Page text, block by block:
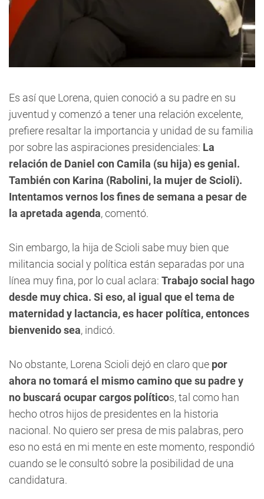
Es así que Lorena, quien conoció a su padre en su
juventud y comenzó a tener una relación excelente,
prefiere resaltar la importancia y unidad de su familia
por sobre las aspiraciones presidenciales:  La
relación de Daniel con Camila (su hija) es genial.
También con Karina (Rabolini, la mujer de Scioli).
Intentamos vernos los fines de semana a pesar de
la apretada agenda, comentó.
Sin embargo, la hija de Scioli sabe muy bien que
militancia social y política están separadas por una
línea muy fina, por lo cual aclara:  Trabajo social hago
desde muy chica. Si eso, al igual que el tema de
maternidad y lactancia, es hacer política, entonces
bienvenido sea, indicó.
No obstante, Lorena Scioli dejó en claro que por
ahora no tomará el mismo camino que su padre y
no buscará ocupar cargos políticos, tal como han
hecho otros hijos de presidentes en la historia
nacional. No quiero ser presa de mis palabras, pero
eso no está en mi mente en este momento, respondió
cuando se le consultó sobre la posibilidad de una
candidatura.